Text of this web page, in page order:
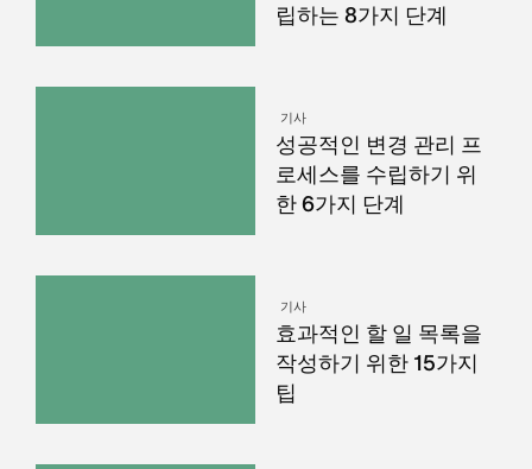
립하는 8가지 단계
기사
성공적인 변경 관리 프
로세스를 수립하기 위
한 6가지 단계
기사
효과적인 할 일 목록을
작성하기 위한 15가지
팁